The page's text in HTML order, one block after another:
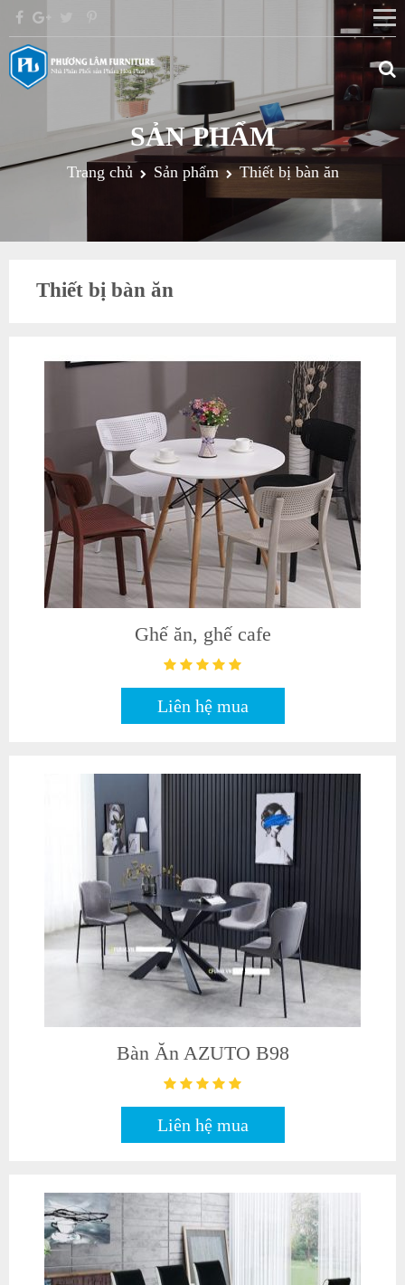
SẢN PHẨM
Trang chủ Sản phẩm Thiết bị bàn ăn
Thiết bị bàn ăn
Ghế ăn, ghế cafe
Liên hệ mua
Bàn Ăn AZUTO B98
Liên hệ mua